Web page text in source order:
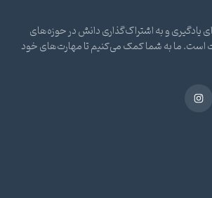
یادگیری و به اشتراک‌گذاری دانش در حوزه‌های
است. ما به شما کمک می‌کنیم تا مهارت‌های خود